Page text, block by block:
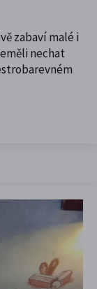
zabaví malé i
nechat